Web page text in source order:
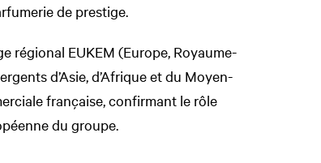
de prestige.
régional EUKEM (Europe, Royaume-
d’Asie, d’Afrique et du Moyen-
française, confirmant le rôle
du groupe.